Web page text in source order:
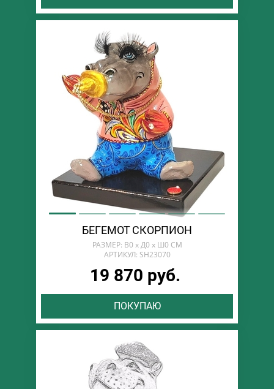
БЕГЕМОТ СКОРПИОН
РАЗМЕР: В0 х Д0 х Ш0 СМ
АРТИКУЛ: SH23070
19 870 руб.
ПОКУПАЮ